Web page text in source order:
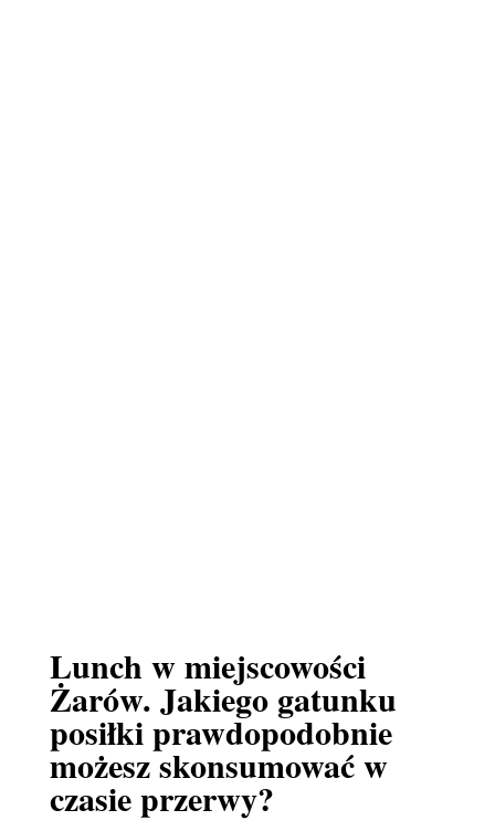
Lunch w miejscowości
Żarów. Jakiego gatunku
posiłki prawdopodobnie
możesz skonsumować w
czasie przerwy?